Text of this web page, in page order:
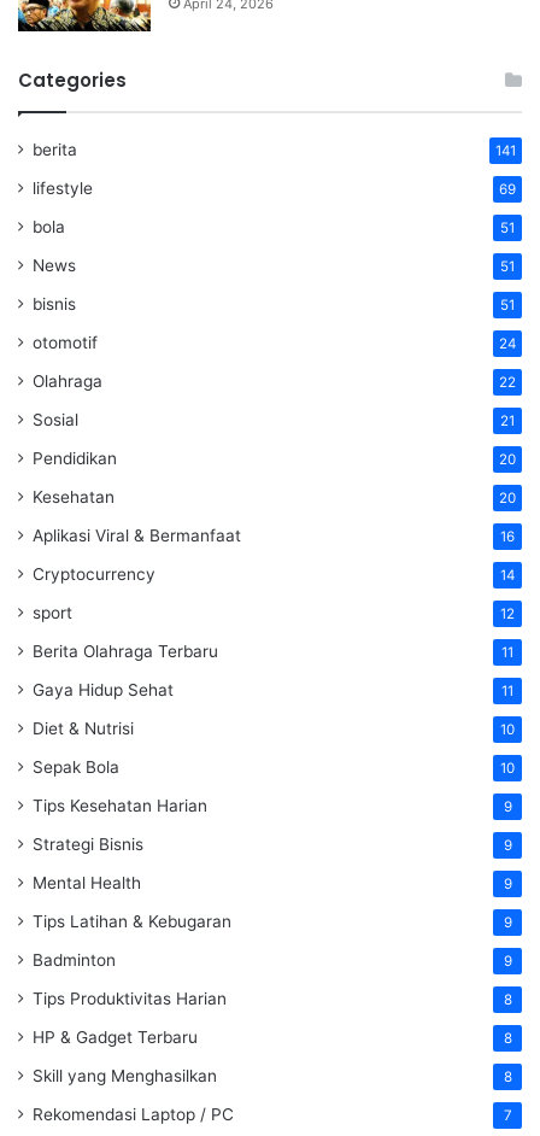
April 24, 2026
Categories
berita 141
lifestyle 69
bola 51
News 51
bisnis 51
otomotif 24
Olahraga 22
Sosial 21
Pendidikan 20
Kesehatan 20
Aplikasi Viral & Bermanfaat 16
Cryptocurrency 14
sport 12
Berita Olahraga Terbaru 11
Gaya Hidup Sehat 11
Diet & Nutrisi 10
Sepak Bola 10
Tips Kesehatan Harian 9
Strategi Bisnis 9
Mental Health 9
Tips Latihan & Kebugaran 9
Badminton 9
Tips Produktivitas Harian 8
HP & Gadget Terbaru 8
Skill yang Menghasilkan 8
Rekomendasi Laptop / PC 7